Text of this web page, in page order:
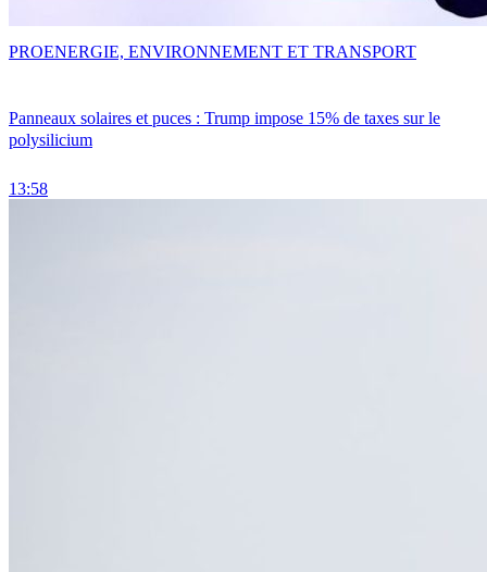
Panneaux solaires et puces : Trump impose 15% de taxes sur le
polysilicium
13:58
PROENERGIE, ENVIRONNEMENT ET TRANSPORT